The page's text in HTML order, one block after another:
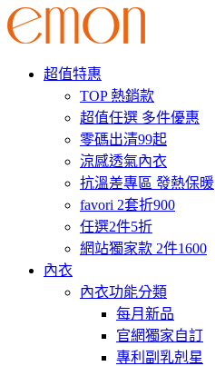
超值特惠
TOP 熱銷款
超值任選 多件優惠
零碼出清99起
涼感透氣內衣
抗溫差專區 發熱保暖
favori 2套折900
任選2件5折
網站獨家款 2件1600
內衣
內衣功能分類
每月新品
官網獨家自訂
專利副乳剋星